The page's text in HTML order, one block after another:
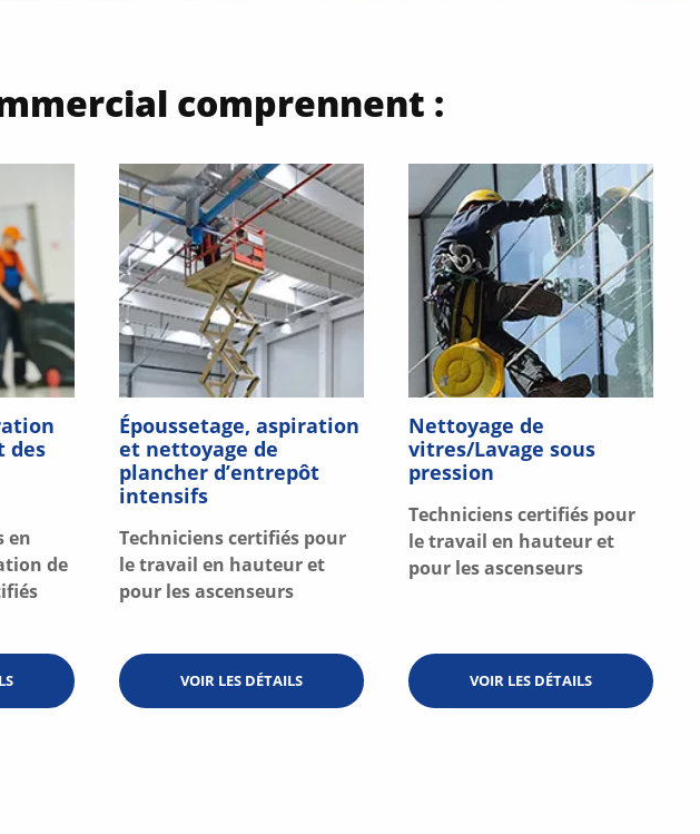
comprennent :
des
en
de
Époussetage, aspiration
et nettoyage de
plancher d’entrepôt
intensifs
Techniciens certifiés pour
le travail en hauteur et
pour les ascenseurs
VOIR LES DÉTAILS
Nettoyage de
vitres/Lavage sous
pression
Techniciens certifiés pour
le travail en hauteur et
pour les ascenseurs
VOIR LES DÉTAILS